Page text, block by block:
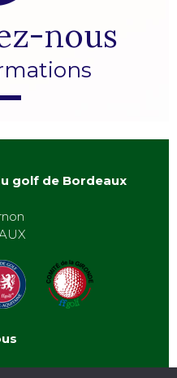
nous
golf de Bordeaux